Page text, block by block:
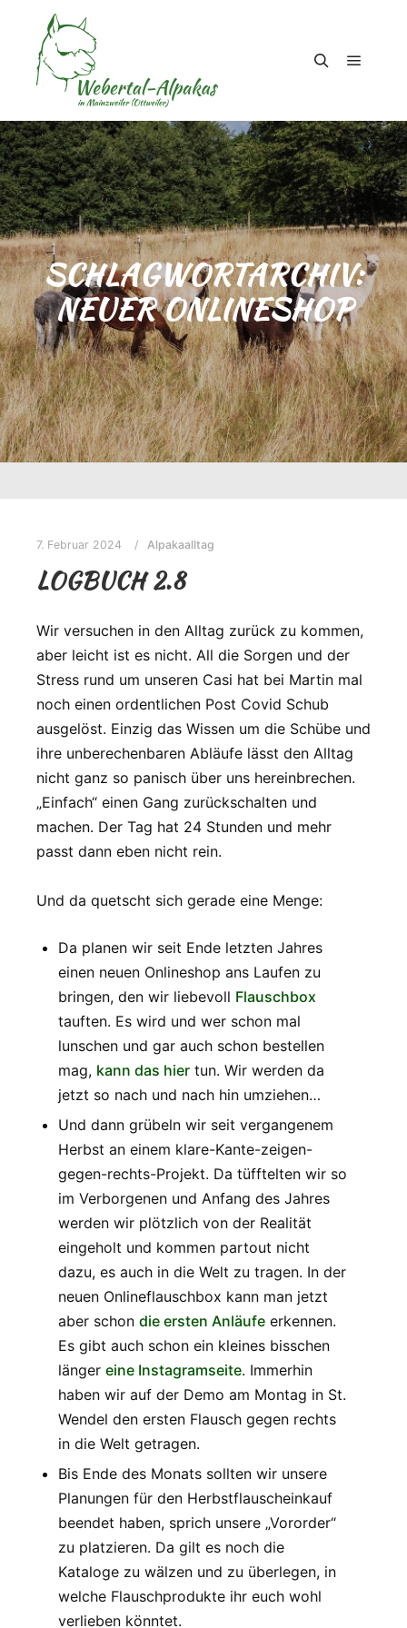
SCHLAGWORTARCHIV:
NEUER ONLINESHOP
7. Februar 2024 Alpakaalltag
LOGBUCH 2.8
Wir versuchen in den Alltag zurück zu kommen,
aber leicht ist es nicht. All die Sorgen und der
Stress rund um unseren Casi hat bei Martin mal
noch einen ordentlichen Post Covid Schub
ausgelöst. Einzig das Wissen um die Schübe und
ihre unberechenbaren Abläufe lässt den Alltag
nicht ganz so panisch über uns hereinbrechen.
„Einfach“ einen Gang zurückschalten und
machen. Der Tag hat 24 Stunden und mehr
passt dann eben nicht rein.
Und da quetscht sich gerade eine Menge:
Da planen wir seit Ende letzten Jahres
einen neuen Onlineshop ans Laufen zu
bringen, den wir liebevoll Flauschbox
tauften. Es wird und wer schon mal
lunschen und gar auch schon bestellen
mag, kann das hier tun. Wir werden da
jetzt so nach und nach hin umziehen…
Und dann grübeln wir seit vergangenem
Herbst an einem klare-Kante-zeigen-
gegen-rechts-Projekt. Da tüfftelten wir so
im Verborgenen und Anfang des Jahres
werden wir plötzlich von der Realität
eingeholt und kommen partout nicht
dazu, es auch in die Welt zu tragen. In der
neuen Onlineflauschbox kann man jetzt
aber schon die ersten Anläufe erkennen.
Es gibt auch schon ein kleines bisschen
länger eine Instagramseite. Immerhin
haben wir auf der Demo am Montag in St.
Wendel den ersten Flausch gegen rechts
in die Welt getragen.
Bis Ende des Monats sollten wir unsere
Planungen für den Herbstflauscheinkauf
beendet haben, sprich unsere „Vororder“
zu platzieren. Da gilt es noch die
Kataloge zu wälzen und zu überlegen, in
welche Flauschprodukte ihr euch wohl
verlieben könntet.